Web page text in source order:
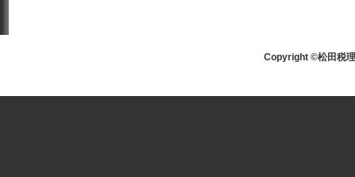
Copyright ©松田税